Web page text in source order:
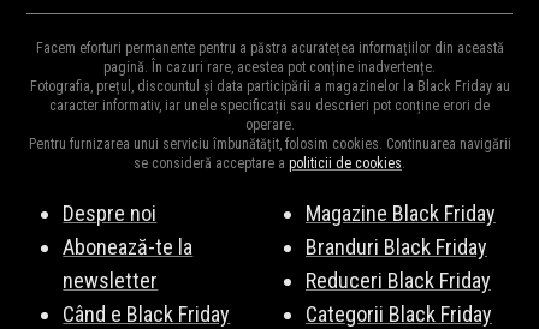
pot ajunge și la 95% și cu siguranță vor fi cele mai mari reduceri
din an și e perioada ideală pentru a cumpăra cadourile de
Craciun,Moș Nicolae sau zile de nașterepentru cei dragi.
pentru destocaj, de aceea și oferta bogată în reduceri.
Principalele magazine cu reduceri la Reviste sunt:Amazon.de,
Libris,Editura Litera
Librex,Libraria Delfin , și multe altele. Vezi lista
Facem eforturi permanente pentru a păstra acuratețea informațiilor din această
pagină. În cazuri rare, acestea pot conține inadvertențe.
Fotografia, prețul, discountul și data participării a magazinelor la Black Friday au
caracter informativ, iar unele specificații sau descrieri pot conține erori de
operare.
Pentru furnizarea unui serviciu îmbunătățit, folosim cookies. Continuarea navigării
se consideră acceptare a politicii de cookies.
Despre noi
Abonează-te la
newsletter
Când e Black Friday
Magazine Black Friday
Branduri Black Friday
Reduceri Black Friday
Categorii Black Friday